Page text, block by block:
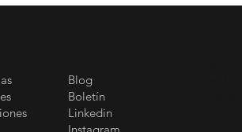
Blog
Boletín
Linkedin